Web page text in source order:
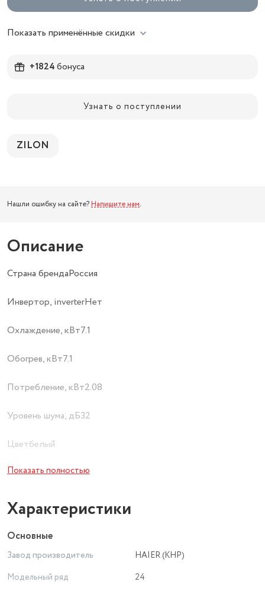
Показать применённые скидки
+1824бонуса
Узнать о поступлении
ZILON
Нашли ошибку на сайте? Напишите нам.
Описание
Страна брендаРоссия
Инвертор, inverterНет
Охлаждение, кВт7.1
Обогрев, кВт7.1
Потребление, кВт2.08
Уровень шума, дБ32
Цветбелый
ЭнергоэффективностьA
Показать полностью
Характеристики
Основные
Завод производитель
HAIER (КНР)
Модельный ряд
24